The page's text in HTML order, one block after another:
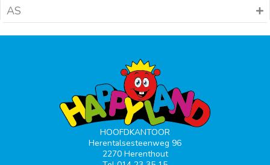
AS
HOOFDKANTOOR
Herentalsesteenweg 96
2270 Herenthout